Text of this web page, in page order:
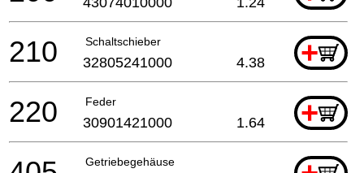
Schaltschieber +
210 32805241000 4.38
Feder +
220 30901421000 1.64
Getriebegehäuse